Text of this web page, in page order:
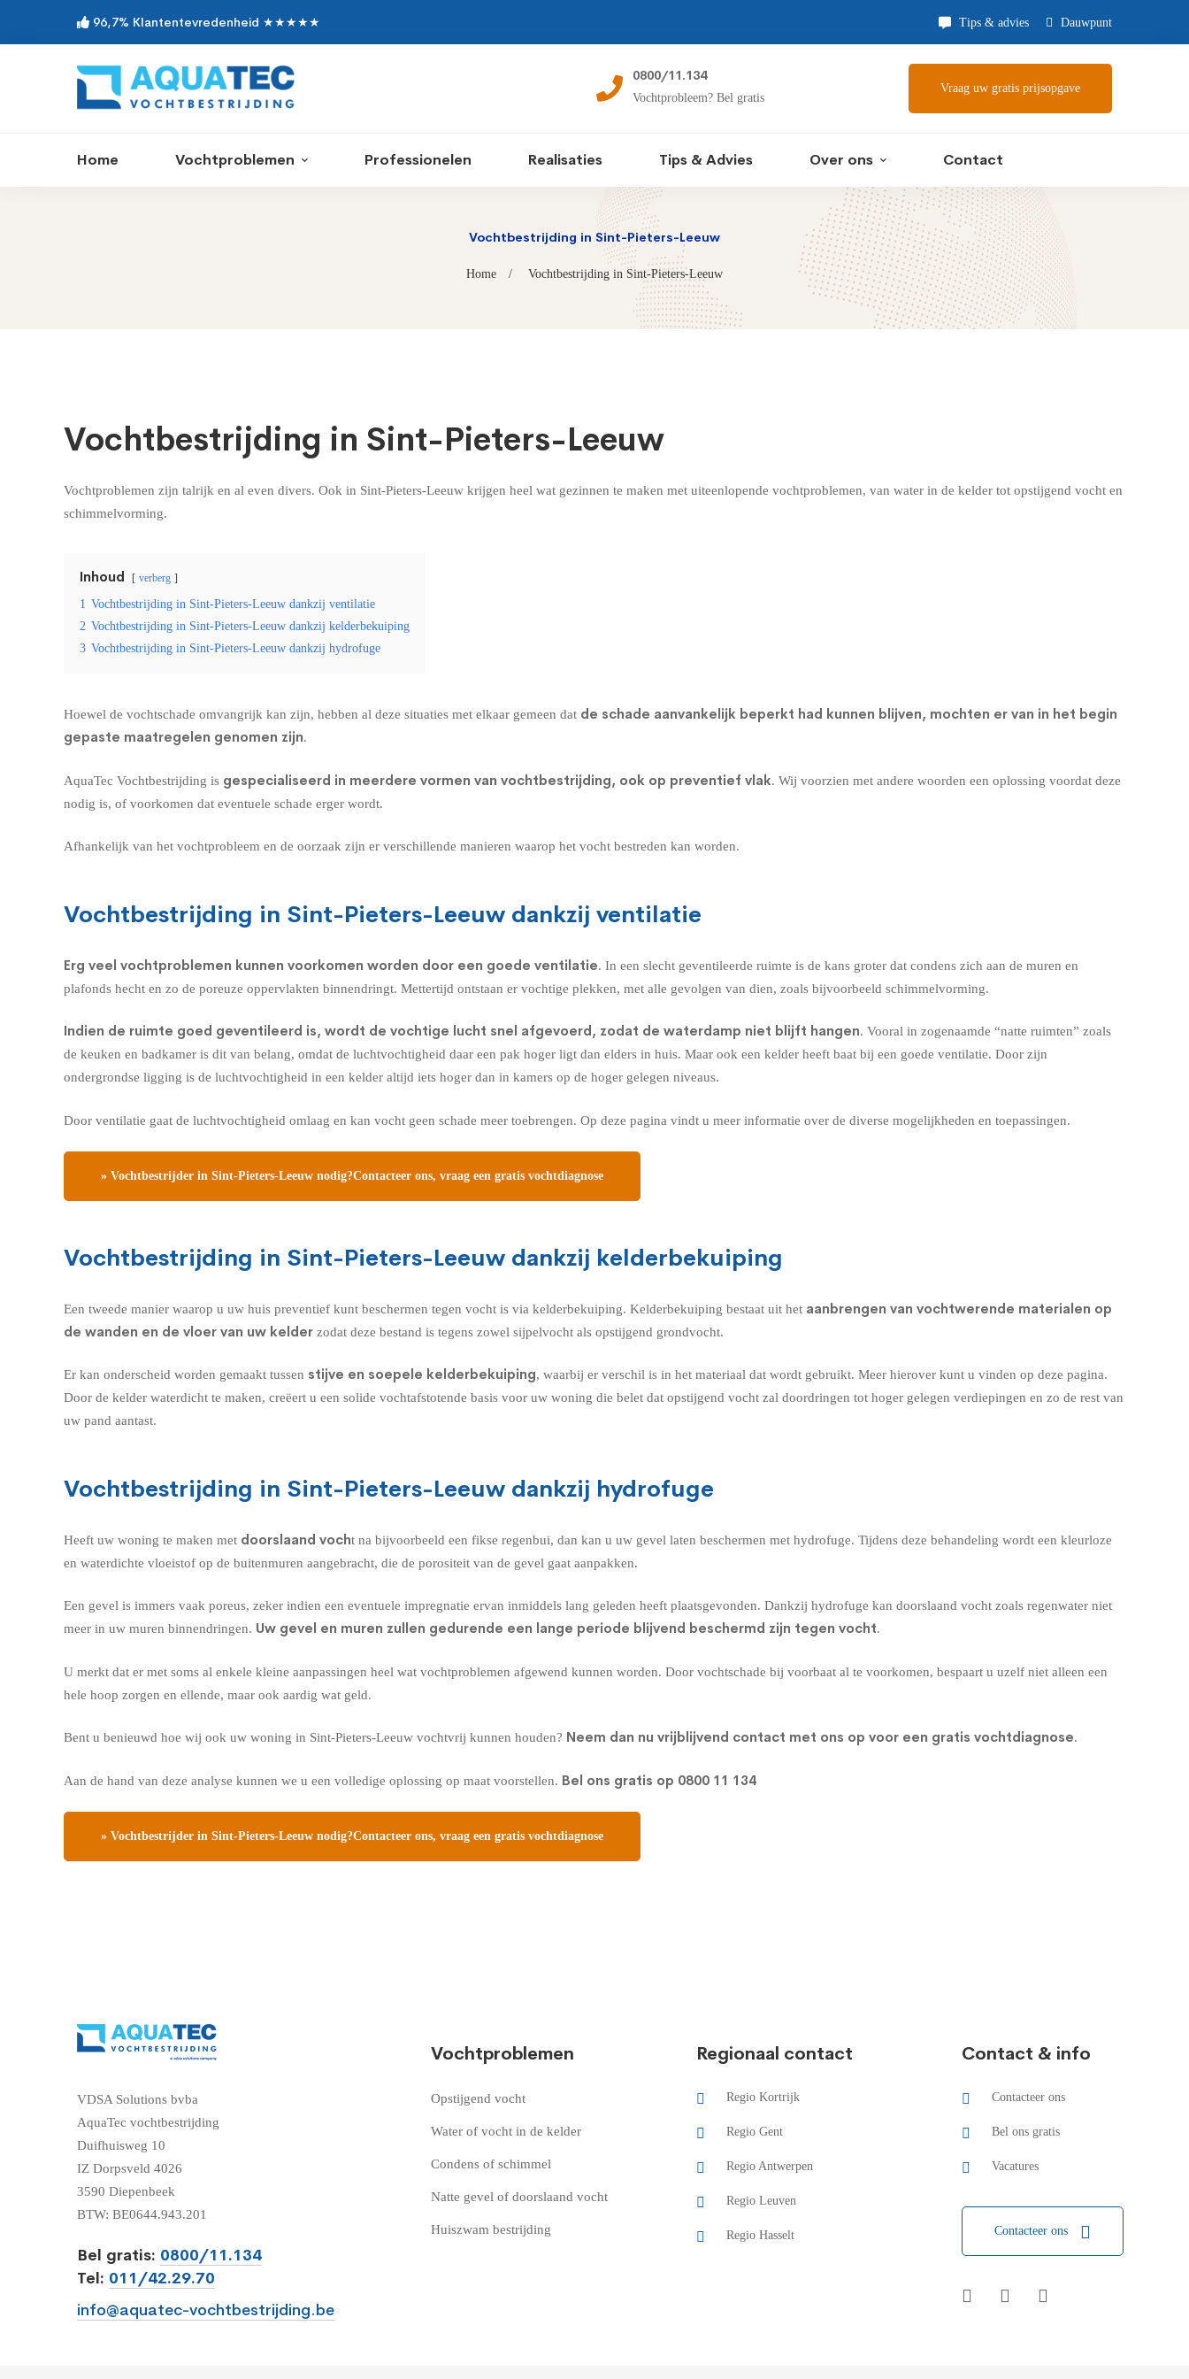
96,7% Klantentevredenheid ★★★★★ Tips & advies Dauwpunt
0800/11.134
Vochtprobleem? Bel gratis
Vraag uw gratis prijsopgave
Home Vochtproblemen Professionelen Realisaties Tips & Advies Over ons Contact
Vochtbestrijding in Sint-Pieters-Leeuw
Home Vochtbestrijding in Sint-Pieters-Leeuw
Vochtbestrijding in Sint-Pieters-Leeuw
Vochtproblemen zijn talrijk en al even divers. Ook in Sint-Pieters-Leeuw krijgen heel wat gezinnen te maken met uiteenlopende vochtproblemen, van water in de kelder tot opstijgend vocht en
schimmelvorming.
Inhoud verberg
1 Vochtbestrijding in Sint-Pieters-Leeuw dankzij ventilatie
2 Vochtbestrijding in Sint-Pieters-Leeuw dankzij kelderbekuiping
3 Vochtbestrijding in Sint-Pieters-Leeuw dankzij hydrofuge
Hoewel de vochtschade omvangrijk kan zijn, hebben al deze situaties met elkaar gemeen dat de schade aanvankelijk beperkt had kunnen blijven, mochten er van in het begin
gepaste maatregelen genomen zijn.
AquaTec Vochtbestrijding is gespecialiseerd in meerdere vormen van vochtbestrijding, ook op preventief vlak. Wij voorzien met andere woorden een oplossing voordat deze
nodig is, of voorkomen dat eventuele schade erger wordt.
Afhankelijk van het vochtprobleem en de oorzaak zijn er verschillende manieren waarop het vocht bestreden kan worden.
Vochtbestrijding in Sint-Pieters-Leeuw dankzij ventilatie
Erg veel vochtproblemen kunnen voorkomen worden door een goede ventilatie. In een slecht geventileerde ruimte is de kans groter dat condens zich aan de muren en
plafonds hecht en zo de poreuze oppervlakten binnendringt. Mettertijd ontstaan er vochtige plekken, met alle gevolgen van dien, zoals bijvoorbeeld schimmelvorming.
Indien de ruimte goed geventileerd is, wordt de vochtige lucht snel afgevoerd, zodat de waterdamp niet blijft hangen. Vooral in zogenaamde “natte ruimten” zoals
de keuken en badkamer is dit van belang, omdat de luchtvochtigheid daar een pak hoger ligt dan elders in huis. Maar ook een kelder heeft baat bij een goede ventilatie. Door zijn
ondergrondse ligging is de luchtvochtigheid in een kelder altijd iets hoger dan in kamers op de hoger gelegen niveaus.
Door ventilatie gaat de luchtvochtigheid omlaag en kan vocht geen schade meer toebrengen. Op deze pagina vindt u meer informatie over de diverse mogelijkheden en toepassingen.
» Vochtbestrijder in Sint-Pieters-Leeuw nodig?Contacteer ons, vraag een gratis vochtdiagnose
Vochtbestrijding in Sint-Pieters-Leeuw dankzij kelderbekuiping
Een tweede manier waarop u uw huis preventief kunt beschermen tegen vocht is via kelderbekuiping. Kelderbekuiping bestaat uit het aanbrengen van vochtwerende materialen op
de wanden en de vloer van uw kelder zodat deze bestand is tegens zowel sijpelvocht als opstijgend grondvocht.
Er kan onderscheid worden gemaakt tussen stijve en soepele kelderbekuiping, waarbij er verschil is in het materiaal dat wordt gebruikt. Meer hierover kunt u vinden op deze pagina.
Door de kelder waterdicht te maken, creëert u een solide vochtafstotende basis voor uw woning die belet dat opstijgend vocht zal doordringen tot hoger gelegen verdiepingen en zo de rest van
uw pand aantast.
Vochtbestrijding in Sint-Pieters-Leeuw dankzij hydrofuge
Heeft uw woning te maken met doorslaand vocht na bijvoorbeeld een fikse regenbui, dan kan u uw gevel laten beschermen met hydrofuge. Tijdens deze behandeling wordt een kleurloze
en waterdichte vloeistof op de buitenmuren aangebracht, die de porositeit van de gevel gaat aanpakken.
Een gevel is immers vaak poreus, zeker indien een eventuele impregnatie ervan inmiddels lang geleden heeft plaatsgevonden. Dankzij hydrofuge kan doorslaand vocht zoals regenwater niet
meer in uw muren binnendringen. Uw gevel en muren zullen gedurende een lange periode blijvend beschermd zijn tegen vocht.
U merkt dat er met soms al enkele kleine aanpassingen heel wat vochtproblemen afgewend kunnen worden. Door vochtschade bij voorbaat al te voorkomen, bespaart u uzelf niet alleen een
hele hoop zorgen en ellende, maar ook aardig wat geld.
Bent u benieuwd hoe wij ook uw woning in Sint-Pieters-Leeuw vochtvrij kunnen houden? Neem dan nu vrijblijvend contact met ons op voor een gratis vochtdiagnose.
Aan de hand van deze analyse kunnen we u een volledige oplossing op maat voorstellen. Bel ons gratis op 0800 11 134
» Vochtbestrijder in Sint-Pieters-Leeuw nodig?Contacteer ons, vraag een gratis vochtdiagnose
VDSA Solutions bvba
AquaTec vochtbestrijding
Duifhuisweg 10
IZ Dorpsveld 4026
3590 Diepenbeek
BTW: BE0644.943.201
Bel gratis: 0800/11.134
Tel: 011/42.29.70
info@aquatec-vochtbestrijding.be
Vochtproblemen
Opstijgend vocht
Water of vocht in de kelder
Condens of schimmel
Natte gevel of doorslaand vocht
Huiszwam bestrijding
Regionaal contact
Regio Kortrijk
Regio Gent
Regio Antwerpen
Regio Leuven
Regio Hasselt
Contact & info
Contacteer ons
Bel ons gratis
Vacatures
Contacteer ons